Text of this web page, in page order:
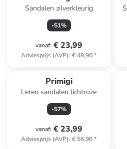
Sandalen zilverkleurig
-51%
vanaf: € 23,99
Adviesprijs (AVP): € 49,90*
Primigi
Leren sandalen lichtroze
-57%
vanaf: € 23,99
Adviesprijs (AVP): € 56,90*